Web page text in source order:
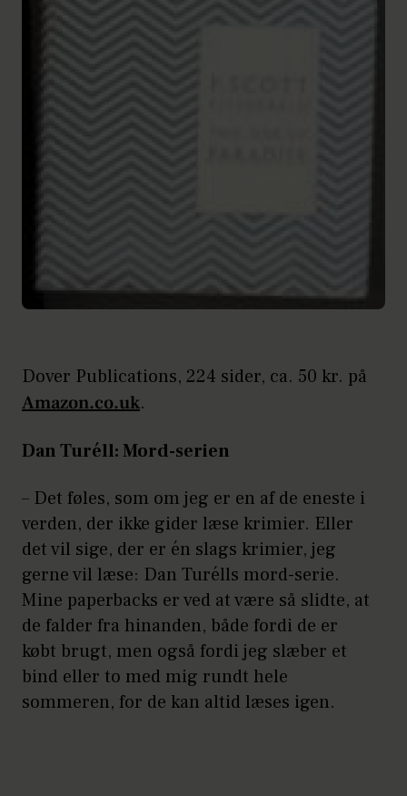
Dover Publications, 224 sider, ca. 50 kr. på
Amazon.co.uk.
Dan Turéll: Mord-serien
– Det føles, som om jeg er en af de eneste i
verden, der ikke gider læse krimier. Eller
det vil sige, der er én slags krimier, jeg
gerne vil læse: Dan Turélls mord-serie.
Mine paperbacks er ved at være så slidte, at
de falder fra hinanden, både fordi de er
købt brugt, men også fordi jeg slæber et
bind eller to med mig rundt hele
sommeren, for de kan altid læses igen.